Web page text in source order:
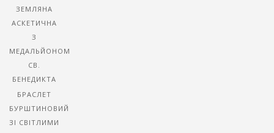
ЗЕМЛЯНА
АСКЕТИЧНА
З
МЕДАЛЬЙОНОМ
СВ.
БЕНЕДИКТА
БРАСЛЕТ
БУРШТИНОВИЙ
ЗІ СВІТЛИМИ